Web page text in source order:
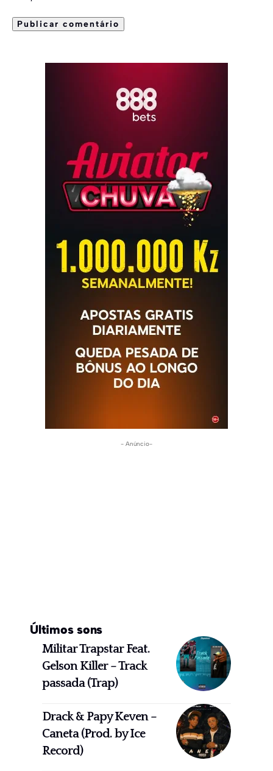
- Anúncio-
Últimos sons
Militar Trapstar Feat.
Gelson Killer – Track
passada (Trap)
Drack & Papy Keven –
Caneta (Prod. by Ice
Record)